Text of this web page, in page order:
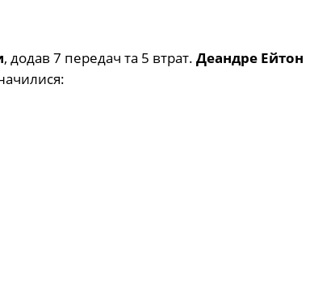
, додав 7 передач та 5 втрат. Деандре Ейтон